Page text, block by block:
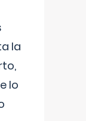
la
lo